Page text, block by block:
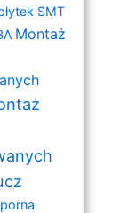
SMT
Montaż